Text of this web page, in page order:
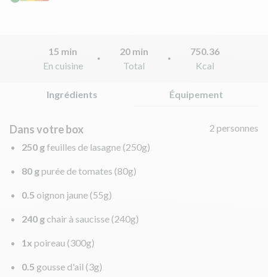
15 min
En cuisine
20 min
Total
750.36
Kcal
Ingrédients Équipement
Dans votre box
2 personnes
250 gfeuilles de lasagne (250g)
80 gpurée de tomates (80g)
0.5 oignon jaune (55g)
240 g chair à saucisse (240g)
1x poireau (300g)
0.5 gousse d'ail (3g)